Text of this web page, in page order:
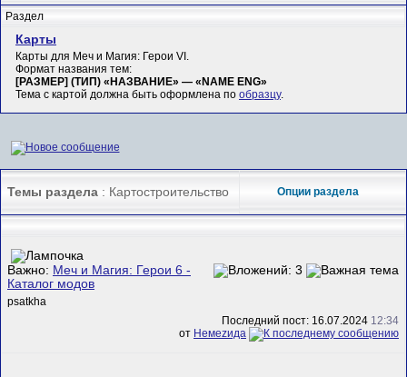
Раздел
Карты
Карты для Меч и Магия: Герои VI.
Формат названия тем:
[РАЗМЕР] (ТИП) «НАЗВАНИЕ» — «NAME ENG»
Тема с картой должна быть оформлена по образцу.
Темы раздела : Картостроительство Опции раздела
Важно: Меч и Магия: Герои 6 -
Каталог модов
psatkha
Последний пост: 16.07.2024 12:34
от Немеzида